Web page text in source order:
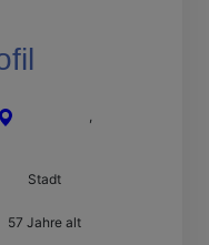
,
Stadt
57 Jahre alt